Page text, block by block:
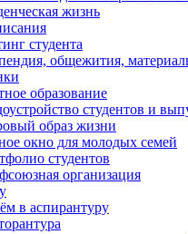
жизнь
студента
общежития,
образование
студентов и
образ жизни
окно для молодых семей
студентов
организация
в аспирантуру